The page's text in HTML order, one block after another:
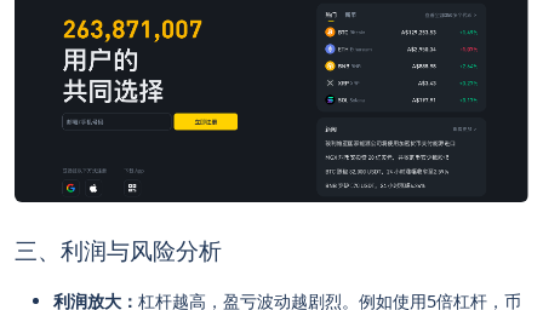
三、利润与风险分析
利润放大： 杠杆越高，盈亏波动越剧烈。例如使用5倍杠杆，币